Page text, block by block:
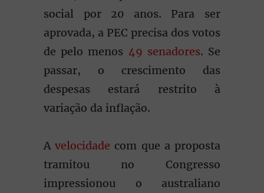
social por 20 anos. Para ser
aprovada, a PEC precisa dos votos
de pelo menos 49 senadores. Se
passar, o crescimento das
despesas estará restrito à
variação da inflação.
Avelocidade com que a proposta
tramitou no Congresso
impressionou o australiano